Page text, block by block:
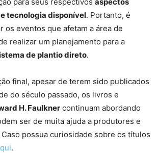
tecnologia disponível. Portanto, é
os eventos que afetam a área de
realizar um planejamento para a
de plantio direto.
final, apesar de terem sido publicados
do século passado, os livros e
H. Faulkner continuam abordando
ser de muita ajuda a produtores e
possua curiosidade sobre os títulos
.